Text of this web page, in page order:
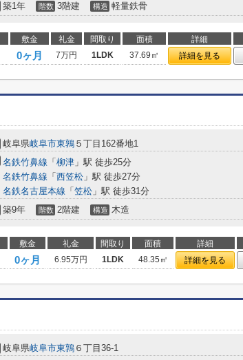
築1年 階数 3階建 構造 軽量鉄骨
敷金 礼金 間取り 面積 詳細
0ヶ月 7万円 1LDK 37.69㎡ 詳細を見る
岐阜県岐阜市東鶉 ５丁目162番地1
名鉄竹鼻線 「 柳津 」駅 徒歩25分
名鉄竹鼻線 「 西笠松 」駅 徒歩27分
名鉄名古屋本線 「 笠松 」駅 徒歩31分
築9年 階数 2階建 構造 木造
敷金 礼金 間取り 面積 詳細
0ヶ月 6.95万円 1LDK 48.35㎡ 詳細を見る
岐阜県岐阜市東鶉 ６丁目36‐1